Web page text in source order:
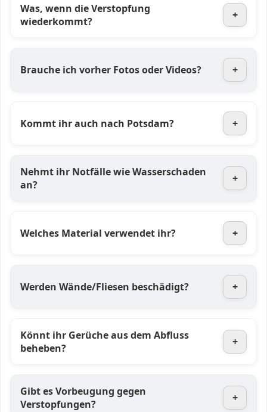
Was, wenn die Verstopfung
wiederkommt?
+
Brauche ich vorher Fotos oder Videos? +
Kommt ihr auch nach Potsdam? +
Nehmt ihr Notfälle wie Wasserschaden
an?
+
Welches Material verwendet ihr? +
Werden Wände/Fliesen beschädigt? +
Könnt ihr Gerüche aus dem Abfluss
beheben?
+
Gibt es Vorbeugung gegen
Verstopfungen?
+